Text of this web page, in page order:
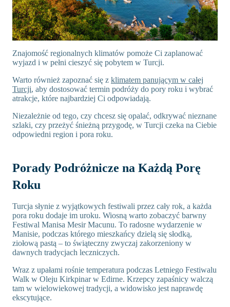
Znajomość regionalnych klimatów pomoże Ci zaplanować
wyjazd i w pełni cieszyć się pobytem w Turcji.
Warto również zapoznać się z klimatem panującym w całej
Turcji, aby dostosować termin podróży do pory roku i wybrać
atrakcje, które najbardziej Ci odpowiadają.
Niezależnie od tego, czy chcesz się opalać, odkrywać nieznane
szlaki, czy przeżyć śnieżną przygodę, w Turcji czeka na Ciebie
odpowiedni region i pora roku.
Porady Podróżnicze na Każdą Porę
Roku
Turcja słynie z wyjątkowych festiwali przez cały rok, a każda
pora roku dodaje im uroku. Wiosną warto zobaczyć barwny
Festiwal Manisa Mesir Macunu. To radosne wydarzenie w
Manisie, podczas którego mieszkańcy dzielą się słodką,
ziołową pastą – to świąteczny zwyczaj zakorzeniony w
dawnych tradycjach leczniczych.
Wraz z upałami rośnie temperatura podczas Letniego Festiwalu
Walk w Oleju Kirkpinar w Edirne. Krzepcy zapaśnicy walczą
tam w wielowiekowej tradycji, a widowisko jest naprawdę
ekscytujące.